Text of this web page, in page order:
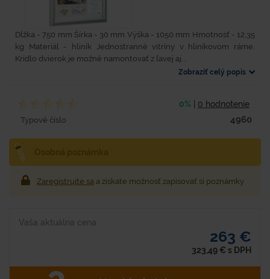
Dĺžka - 750 mm Šírka - 30 mm Výška - 1050 mm Hmotnosť - 12,35
kg Materiál - hliník Jednostranné vitríny v hliníkovom ráme.
Krídlo dvierok je možné namontovať z ľavej aj...
Zobraziť celý popis
0% 0 hodnotenie
Typové číslo 4960
Zaregistrujte sa a získate možnosť zapisovať si poznámky
Vaša aktuálna cena
263 €
323,49 € s DPH